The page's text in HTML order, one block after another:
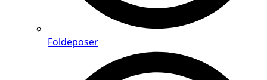
Foldeposer